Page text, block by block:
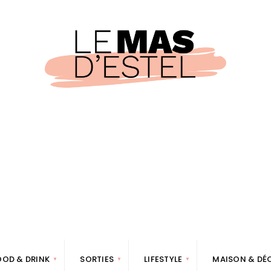
& DRINK SORTIES LIFESTYLE MAISON &